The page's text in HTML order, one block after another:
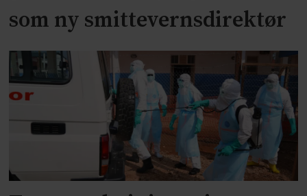
som ny smittevernsdirektør